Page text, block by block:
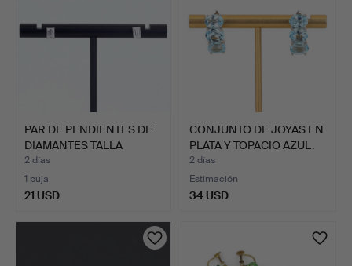
PAR DE PENDIENTES DE
DIAMANTES TALLA
BAGUE…
2 días
1 puja
21 USD
CONJUNTO DE JOYAS EN
PLATA Y TOPACIO AZUL.
2 días
Estimación
34 USD